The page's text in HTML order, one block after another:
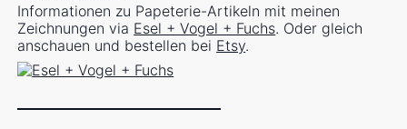
Informationen zu Papeterie-Artikeln mit meinen
Zeichnungen via Esel + Vogel + Fuchs. Oder gleich
anschauen und bestellen bei Etsy.